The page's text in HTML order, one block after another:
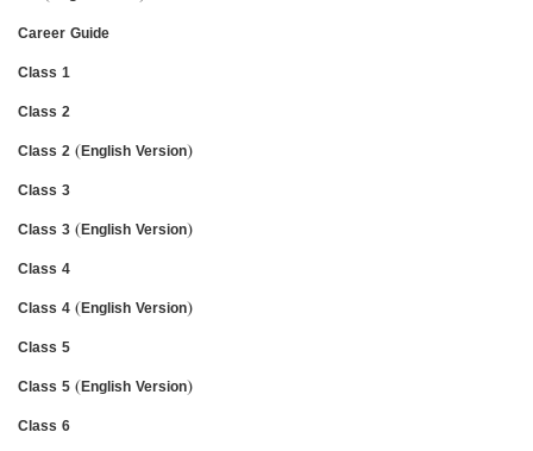
Career Guide
Class 1
Class 2
Class 2 (English Version)
Class 3
Class 3 (English Version)
Class 4
Class 4 (English Version)
Class 5
Class 5 (English Version)
Class 6